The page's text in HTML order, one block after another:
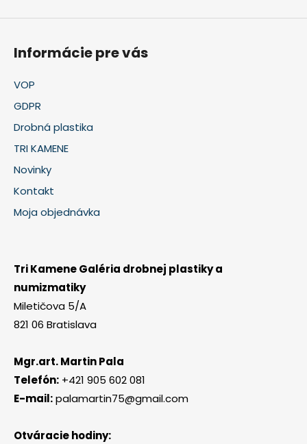
Informácie pre vás
VOP
GDPR
Drobná plastika
TRI KAMENE
Novinky
Kontakt
Moja objednávka
Tri Kamene Galéria drobnej plastiky a
numizmatiky
Miletičova 5/A
821 06 Bratislava
Mgr.art. Martin Pala
Telefón: +421 905 602 081
E-mail:palamartin75@gmail.com
Otváracie hodiny: